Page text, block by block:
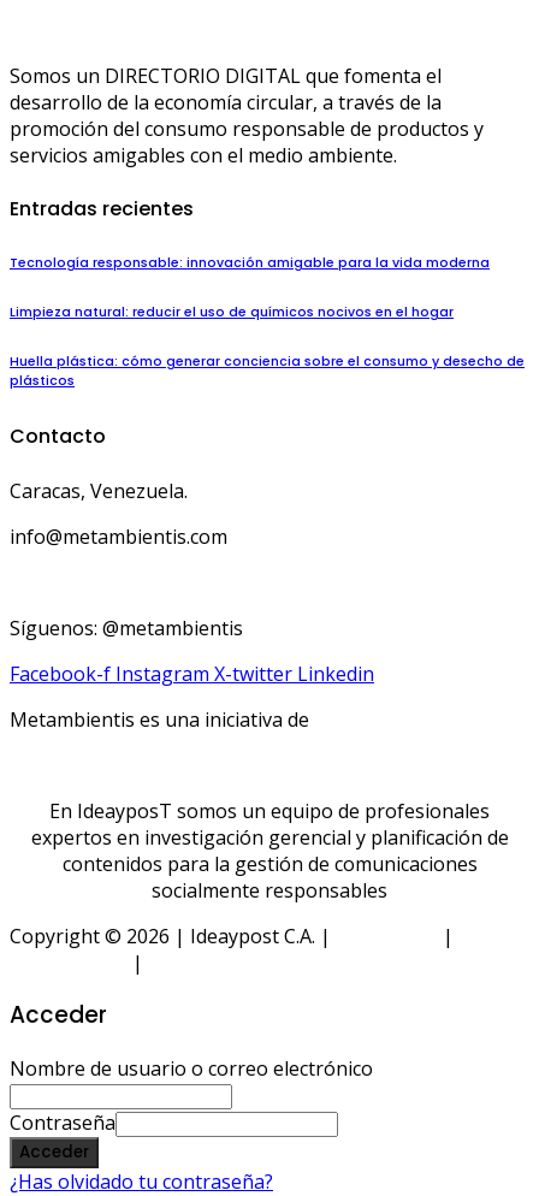
Somos un DIRECTORIO DIGITAL que fomenta el
desarrollo de la economía circular, a través de la
promoción del consumo responsable de productos y
servicios amigables con el medio ambiente.
Entradas recientes
Tecnología responsable: innovación amigable para la vida moderna
Limpieza natural: reducir el uso de químicos nocivos en el hogar
Huella plástica: cómo generar conciencia sobre el consumo y desecho de
plásticos
Contacto
Caracas, Venezuela.
info@metambientis.com
Síguenos: @metambientis
Facebook-f Instagram X-twitter Linkedin
Metambientis es una iniciativa de
En IdeayposT somos un equipo de profesionales
expertos en investigación gerencial y planificación de
contenidos para la gestión de comunicaciones
socialmente responsables
Copyright © 2026 | Ideaypost C.A. |
|
|
Acceder
Nombre de usuario o correo electrónico
Contraseña
Acceder
¿Has olvidado tu contraseña?